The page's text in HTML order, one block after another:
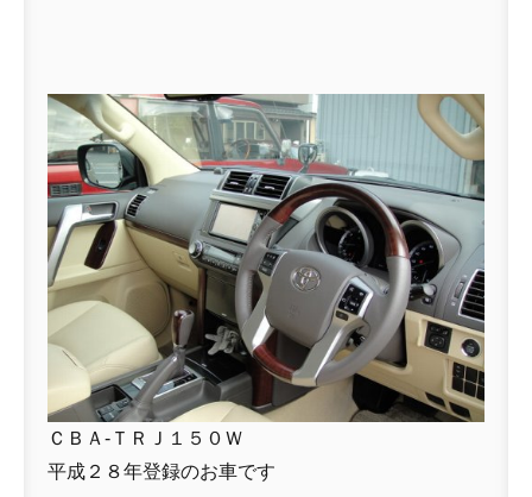
ＣＢＡ-ＴＲＪ１５０Ｗ
平成２８年登録のお車です